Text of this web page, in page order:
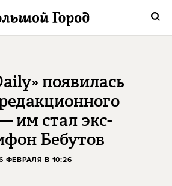
появилась
им стал экс-
Бебутов
ФЕВРАЛЯ В 10:26